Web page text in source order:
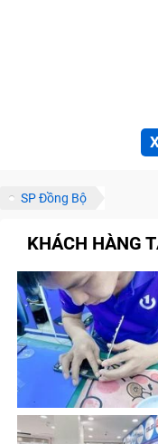
SP Đồng Bộ
KHÁCH HÀNG